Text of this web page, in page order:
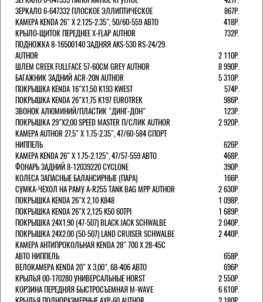
ЗЕРКАЛО 6-647332 ПЛОСКОЕ ЭЛЛИПТИЧЕСКОЕ
867Р.
КАМЕРА KENDA 26" Х 2.125-2.35", 50/60-559 АВТО
418Р.
КРЫЛО-ЩИТОК ПЕРЕДНЕЕ X-FLAP AUTHOR
732Р.
ПОДНОЖКА 8-16500140 ЗАДНЯЯ AKS-530 RS-24/29
AUTHOR
2 110Р.
ШЛЕМ CREEK FULLFACE 57-60СМ GREY AUTHOR
8 990Р.
БАГАЖНИК ЗАДНИЙ ACR-20N AUTHOR
5 310Р.
ПОКРЫШКА KENDA 16"Х1,50 K193 KWEST
574Р.
ПОКРЫШКА KENDA 26"Х1,75 K197 EUROTREK
986Р.
ЗВОНОК АЛЮМИНИЙ/ПЛАСТИК "ДИНГ-ДОН"
123Р.
ПОКРЫШКА 29"Х2,00 SPEED MASTER П/СЛИК AUTHOR
2 920Р.
КАМЕРА AUTHOR 27,5" Х 1.75-2.35", 47/60-584 СПОРТ
НИППЕЛЬ
626Р.
КАМЕРА KENDA 26" Х 1.75-2.125", 47/57-559 АВТО
468Р.
ФОНАРЬ ЗАДНИЙ 8-12039220 CYCLONE
390Р.
КОЛЕСА ЗАПАСНЫЕ БАЛАНСИРНЫЕ (ПАРА)
166Р.
CУМКА-ЧЕХОЛ НА РАМУ A-R255 TANK BAG MPP AUTHOR
2 630Р.
ПОКРЫШКА KENDA 26"Х 2,10 K848
1 098Р.
ПОКРЫШКА KENDA 26"Х 2,125 K50 60TPI
1 689Р.
ПОКРЫШКА 24X1.90 (47-507) BLACK JACK SCHWALBE
2 040Р.
ПОКРЫШКА 24X2.00 (50-507) LAND CRUISER SCHWALBE
2 440Р.
КАМЕРА АНТИПРОКОЛЬНАЯ KENDA 28" 700 Х 28-45C
АВТО НИППЕЛЬ
658Р.
ВЕЛОКАМЕРА KENDA 20" Х 3,00", 68-406 АВТО
696Р.
КРЫЛЬЯ 00-170280 УНИВЕРСАЛЬНЫЕ HORST
2 550Р.
КОРЗИНА ПЕРЕДНЯЯ БЫСТРОСЪЕМНАЯ M-WAVE
6 610Р.